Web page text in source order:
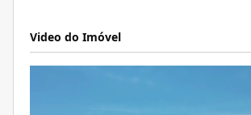
Video do Imóvel